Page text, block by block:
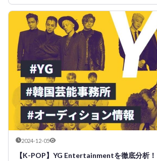
2024-12-05
【K-POP】YG Entertainmentを徹底分析